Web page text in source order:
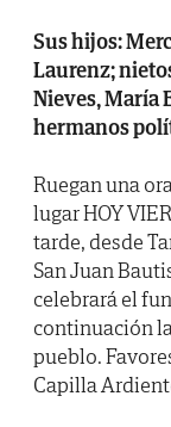
Sus hijos:
Laurenz;
Nieves, María
hermanos
Ruegan una
lugar HOY
tarde, desde
San Juan
celebrará el
continuación
pueblo.
Capilla